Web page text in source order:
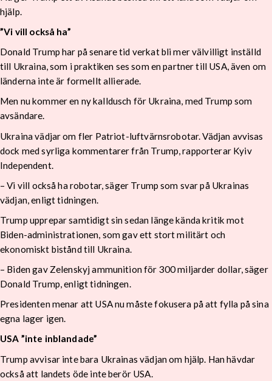
hjälp.
”Vi vill också ha”
Donald Trump har på senare tid verkat bli mer välvilligt inställd
till Ukraina, som i praktiken ses som en partner till USA, även om
länderna inte är formellt allierade.
Men nu kommer en ny kalldusch för Ukraina, med Trump som
avsändare.
Ukraina vädjar om fler Patriot-luftvärnsrobotar. Vädjan avvisas
dock med syrliga kommentarer från Trump, rapporterar Kyiv
Independent.
– Vi vill också ha robotar, säger Trump som svar på Ukrainas
vädjan, enligt tidningen.
Trump upprepar samtidigt sin sedan länge kända kritik mot
Biden-administrationen, som gav ett stort militärt och
ekonomiskt bistånd till Ukraina.
– Biden gav Zelenskyj ammunition för 300 miljarder dollar, säger
Donald Trump, enligt tidningen.
Presidenten menar att USA nu måste fokusera på att fylla på sina
egna lager igen.
USA ”inte inblandade”
Trump avvisar inte bara Ukrainas vädjan om hjälp. Han hävdar
också att landets öde inte berör USA.